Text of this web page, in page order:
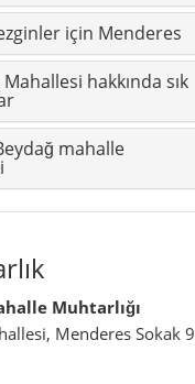
için Menderes
hakkında sık
mahalle
Muhtarlığı
Menderes Sokak 9